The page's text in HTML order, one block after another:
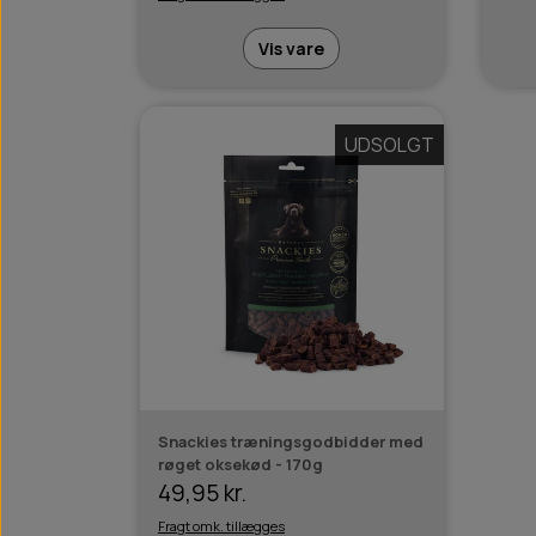
Vis vare
UDSOLGT
Snackies træningsgodbidder med
røget oksekød - 170g
49,95 kr.
Fragt omk. tillægges